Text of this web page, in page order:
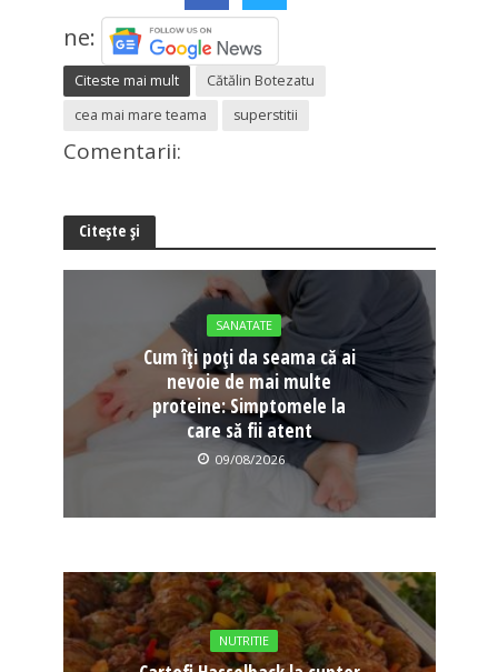
ne:
Citeste mai mult
Cătălin Botezatu
cea mai mare teama
superstitii
Comentarii:
Citește și
SANATATE
Cum îți poți da seama că ai
nevoie de mai multe
proteine: Simptomele la
care să fii atent
09/08/2026
NUTRITIE